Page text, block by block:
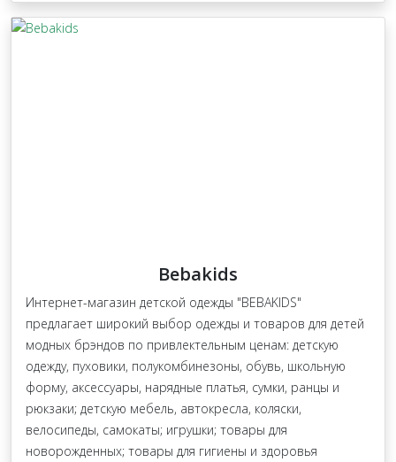
Bebakids
Интернет-магазин детской одежды "BEBAKIDS"
предлагает широкий выбор одежды и товаров для детей
модных брэндов по привлектельным ценам: детскую
одежду, пуховики, полукомбинезоны, обувь, школьную
форму, аксессуары, нарядные платья, сумки, ранцы и
рюкзаки; детскую мебель, автокресла, коляски,
велосипеды, самокаты; игрушки; товары для
новорожденных; товары для гигиены и здоровья